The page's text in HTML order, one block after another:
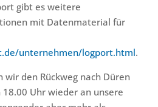
gibt es weitere
mit Datenmaterial für
unternehmen/logport.html.
den Rückweg nach Düren
Uhr wieder an unsere